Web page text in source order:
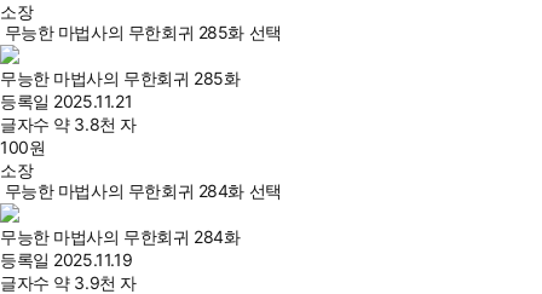
소장
무능한 마법사의 무한회귀 285화 선택
무능한 마법사의 무한회귀 285화
등록일 2025.11.21
글자수 약 3.8천 자
100원
소장
무능한 마법사의 무한회귀 284화 선택
무능한 마법사의 무한회귀 284화
등록일 2025.11.19
글자수 약 3.9천 자